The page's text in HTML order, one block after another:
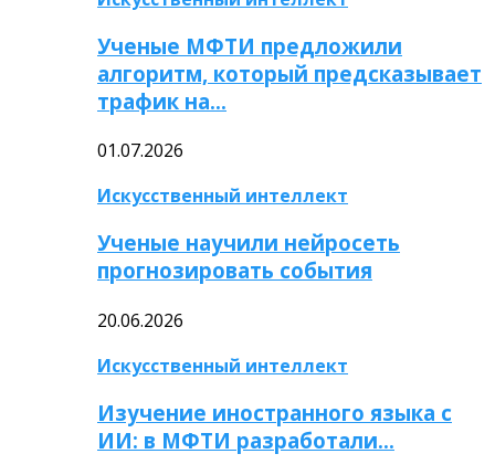
Ученые МФТИ предложили
алгоритм, который предсказывает
трафик на…
01.07.2026
Искусственный интеллект
Ученые научили нейросеть
прогнозировать события
20.06.2026
Искусственный интеллект
Изучение иностранного языка с
ИИ: в МФТИ разработали…